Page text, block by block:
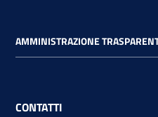
AMMINISTRAZIONE
CONTATTI